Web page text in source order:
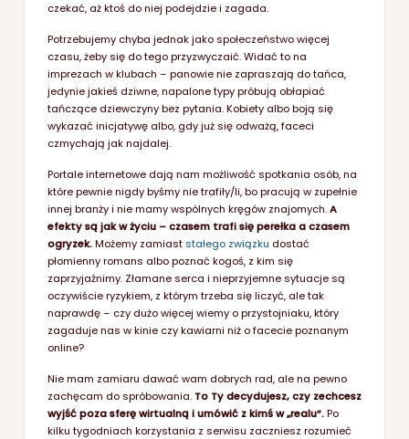
czekać, aż ktoś do niej podejdzie i zagada.
Potrzebujemy chyba jednak jako społeczeństwo więcej
czasu, żeby się do tego przyzwyczaić. Widać to na
imprezach w klubach – panowie nie zapraszają do tańca,
jedynie jakieś dziwne, napalone typy próbują obłapiać
tańczące dziewczyny bez pytania. Kobiety albo boją się
wykazać inicjatywę albo, gdy już się odważą, faceci
czmychają jak najdalej.
Portale internetowe dają nam możliwość spotkania osób, na
które pewnie nigdy byśmy nie trafiły/li, bo pracują w zupełnie
innej branży i nie mamy wspólnych kręgów znajomych.A
efekty są jak w życiu – czasem trafi się perełka a czasem
ogryzek.Możemy zamiaststałego związku dostać
płomienny romans albo poznać kogoś, z kim się
zaprzyjaźnimy. Złamane serca i nieprzyjemne sytuacje są
oczywiście ryzykiem, z którym trzeba się liczyć, ale tak
naprawdę – czy dużo więcej wiemy o przystojniaku, który
zagaduje nas w kinie czy kawiarni niż o facecie poznanym
online?
Nie mam zamiaru dawać wam dobrych rad, ale na pewno
zachęcam do spróbowania. To Ty decydujesz, czy zechcesz
wyjść poza sferę wirtualną i umówić z kimś w „realu”.Po
kilku tygodniach korzystania z serwisu zaczniesz rozumieć